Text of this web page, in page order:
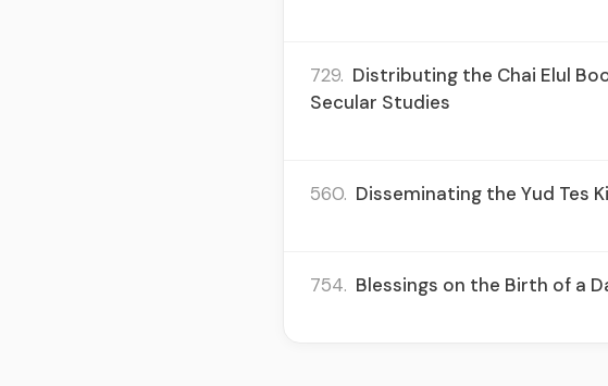
729. Distributing the Chai Elul
Secular Studies
560. Disseminating the Yud Tes
754. Blessings on the Birth of a